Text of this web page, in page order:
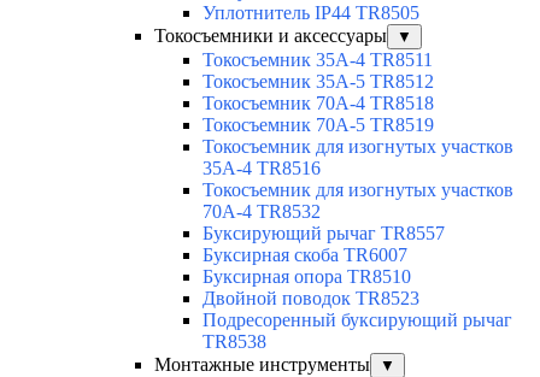
Уплотнитель IP44 TR8505
Токосъемники и аксессуары
▼
Токосъемник 35А-4 TR8511
Токосъемник 35А-5 TR8512
Токосъемник 70А-4 TR8518
Токосъемник 70А-5 TR8519
Токосъемник для изогнутых участков
35А-4 TR8516
Токосъемник для изогнутых участков
70А-4 TR8532
Буксирующий рычаг TR8557
Буксирная скоба TR6007
Буксирная опора TR8510
Двойной поводок TR8523
Подресоренный буксирующий рычаг
TR8538
Монтажные инструменты
▼